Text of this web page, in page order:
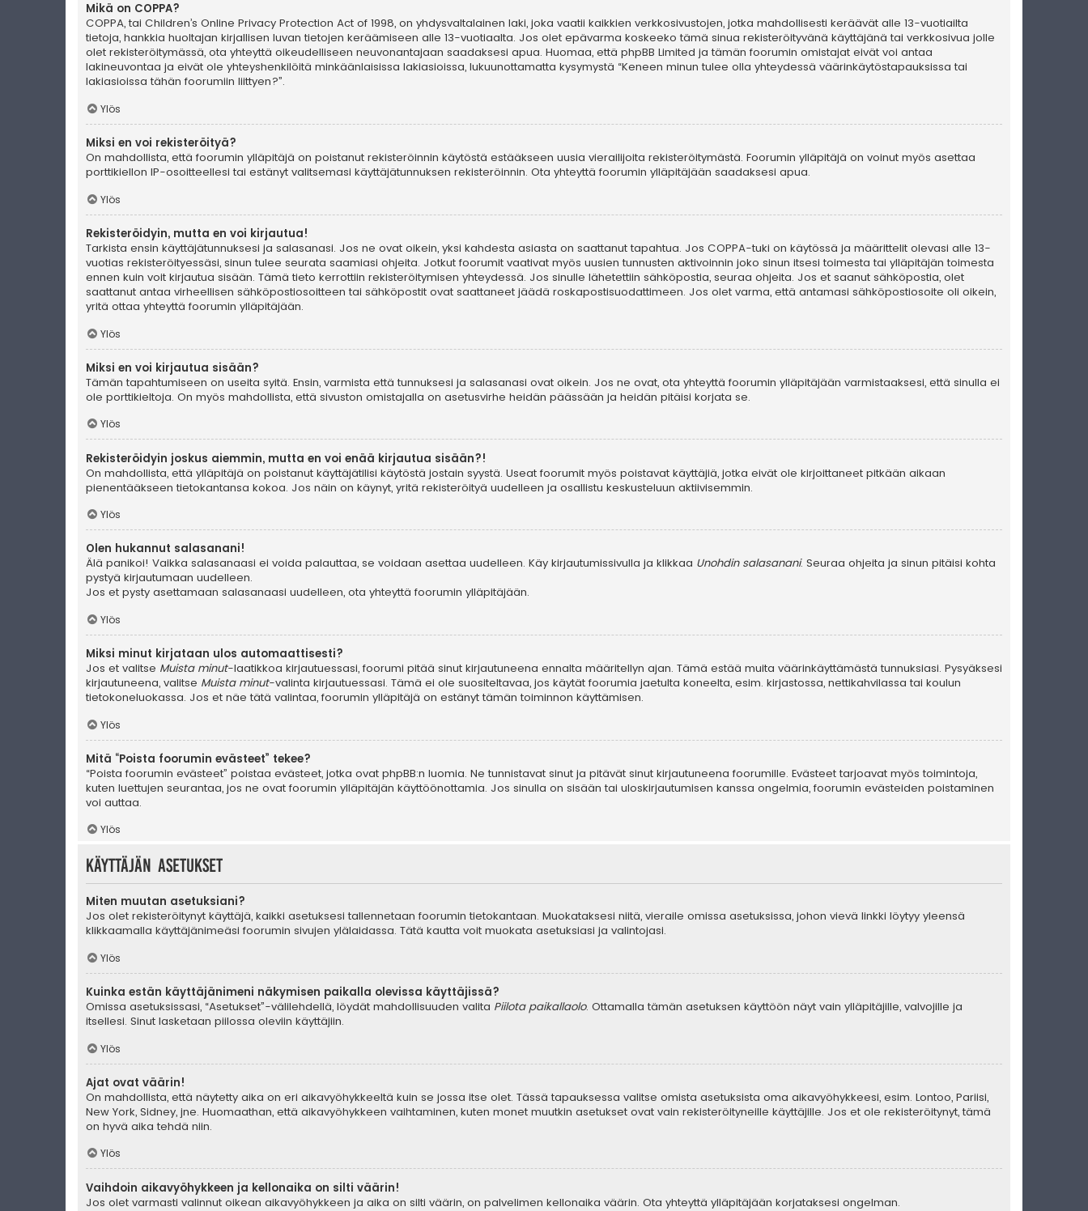
Mikä on COPPA?
COPPA, tai Children’s Online Privacy Protection Act of 1998, on yhdysvaltalainen laki, joka vaatii kaikkien verkkosivustojen, jotka mahdollisesti keräävät alle 13-vuotiailta
tietoja, hankkia huoltajan kirjallisen luvan tietojen keräämiseen alle 13-vuotiaalta. Jos olet epävarma koskeeko tämä sinua rekisteröityvänä käyttäjänä tai verkkosivua jolle
olet rekisteröitymässä, ota yhteyttä oikeudelliseen neuvonantajaan saadaksesi apua. Huomaa, että phpBB Limited ja tämän foorumin omistajat eivät voi antaa
lakineuvontaa ja eivät ole yhteyshenkilöitä minkäänlaisissa lakiasioissa, lukuunottamatta kysymystä “Keneen minun tulee olla yhteydessä väärinkäytöstapauksissa tai
lakiasioissa tähän foorumiin liittyen?”.
Ylös
Miksi en voi rekisteröityä?
On mahdollista, että foorumin ylläpitäjä on poistanut rekisteröinnin käytöstä estääkseen uusia vierailijoita rekisteröitymästä. Foorumin ylläpitäjä on voinut myös asettaa
porttikiellon IP-osoitteellesi tai estänyt valitsemasi käyttäjätunnuksen rekisteröinnin. Ota yhteyttä foorumin ylläpitäjään saadaksesi apua.
Ylös
Rekisteröidyin, mutta en voi kirjautua!
Tarkista ensin käyttäjätunnuksesi ja salasanasi. Jos ne ovat oikein, yksi kahdesta asiasta on saattanut tapahtua. Jos COPPA-tuki on käytössä ja määrittelit olevasi alle 13-
vuotias rekisteröityessäsi, sinun tulee seurata saamiasi ohjeita. Jotkut foorumit vaativat myös uusien tunnusten aktivoinnin joko sinun itsesi toimesta tai ylläpitäjän toimesta
ennen kuin voit kirjautua sisään. Tämä tieto kerrottiin rekisteröitymisen yhteydessä. Jos sinulle lähetettiin sähköpostia, seuraa ohjeita. Jos et saanut sähköpostia, olet
saattanut antaa virheellisen sähköpostiosoitteen tai sähköpostit ovat saattaneet jäädä roskapostisuodattimeen. Jos olet varma, että antamasi sähköpostiosoite oli oikein,
yritä ottaa yhteyttä foorumin ylläpitäjään.
Ylös
Miksi en voi kirjautua sisään?
Tämän tapahtumiseen on useita syitä. Ensin, varmista että tunnuksesi ja salasanasi ovat oikein. Jos ne ovat, ota yhteyttä foorumin ylläpitäjään varmistaaksesi, että sinulla ei
ole porttikieltoja. On myös mahdollista, että sivuston omistajalla on asetusvirhe heidän päässään ja heidän pitäisi korjata se.
Ylös
Rekisteröidyin joskus aiemmin, mutta en voi enää kirjautua sisään?!
On mahdollista, että ylläpitäjä on poistanut käyttäjätilisi käytöstä jostain syystä. Useat foorumit myös poistavat käyttäjiä, jotka eivät ole kirjoittaneet pitkään aikaan
pienentääkseen tietokantansa kokoa. Jos näin on käynyt, yritä rekisteröityä uudelleen ja osallistu keskusteluun aktiivisemmin.
Ylös
Olen hukannut salasanani!
Älä panikoi! Vaikka salasanaasi ei voida palauttaa, se voidaan asettaa uudelleen. Käy kirjautumissivulla ja klikkaa Unohdin salasanani. Seuraa ohjeita ja sinun pitäisi kohta
pystyä kirjautumaan uudelleen.
Jos et pysty asettamaan salasanaasi uudelleen, ota yhteyttä foorumin ylläpitäjään.
Ylös
Miksi minut kirjataan ulos automaattisesti?
Jos et valitse Muista minut-laatikkoa kirjautuessasi, foorumi pitää sinut kirjautuneena ennalta määritellyn ajan. Tämä estää muita väärinkäyttämästä tunnuksiasi. Pysyäksesi
kirjautuneena, valitse Muista minut-valinta kirjautuessasi. Tämä ei ole suositeltavaa, jos käytät foorumia jaetulta koneelta, esim. kirjastossa, nettikahvilassa tai koulun
tietokoneluokassa. Jos et näe tätä valintaa, foorumin ylläpitäjä on estänyt tämän toiminnon käyttämisen.
Ylös
Mitä “Poista foorumin evästeet” tekee?
“Poista foorumin evästeet” poistaa evästeet, jotka ovat phpBB:n luomia. Ne tunnistavat sinut ja pitävät sinut kirjautuneena foorumille. Evästeet tarjoavat myös toimintoja,
kuten luettujen seurantaa, jos ne ovat foorumin ylläpitäjän käyttöönottamia. Jos sinulla on sisään tai uloskirjautumisen kanssa ongelmia, foorumin evästeiden poistaminen
voi auttaa.
Ylös
Käyttäjän asetukset
Miten muutan asetuksiani?
Jos olet rekisteröitynyt käyttäjä, kaikki asetuksesi tallennetaan foorumin tietokantaan. Muokataksesi niitä, vieraile omissa asetuksissa, johon vievä linkki löytyy yleensä
klikkaamalla käyttäjänimeäsi foorumin sivujen ylälaidassa. Tätä kautta voit muokata asetuksiasi ja valintojasi.
Ylös
Kuinka estän käyttäjänimeni näkymisen paikalla olevissa käyttäjissä?
Omissa asetuksissasi, “Asetukset”-välilehdellä, löydät mahdollisuuden valita Piilota paikallaolo. Ottamalla tämän asetuksen käyttöön näyt vain ylläpitäjille, valvojille ja
itsellesi. Sinut lasketaan piilossa oleviin käyttäjiin.
Ylös
Ajat ovat väärin!
On mahdollista, että näytetty aika on eri aikavyöhykkeeltä kuin se jossa itse olet. Tässä tapauksessa valitse omista asetuksista oma aikavyöhykkeesi, esim. Lontoo, Pariisi,
New York, Sidney, jne. Huomaathan, että aikavyöhykkeen vaihtaminen, kuten monet muutkin asetukset ovat vain rekisteröityneille käyttäjille. Jos et ole rekisteröitynyt, tämä
on hyvä aika tehdä niin.
Ylös
Vaihdoin aikavyöhykkeen ja kellonaika on silti väärin!
Jos olet varmasti valinnut oikean aikavyöhykkeen ja aika on silti väärin, on palvelimen kellonaika väärin. Ota yhteyttä ylläpitäjään korjataksesi ongelman.